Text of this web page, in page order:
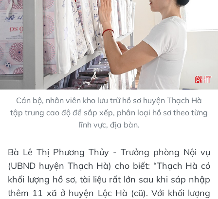
Cán bộ, nhân viên kho lưu trữ hồ sơ huyện Thạch Hà
tập trung cao độ để sắp xếp, phân loại hồ sơ theo từng
lĩnh vực, địa bàn.
Bà Lê Thị Phương Thủy - Trưởng phòng Nội vụ
(UBND huyện Thạch Hà) cho biết: “Thạch Hà có
khối lượng hồ sơ, tài liệu rất lớn sau khi sáp nhập
thêm 11 xã ở huyện Lộc Hà (cũ). Với khối lượng